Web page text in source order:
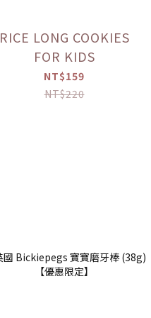
RICE LONG COOKIES
FOR KIDS
NT$159
NT$220